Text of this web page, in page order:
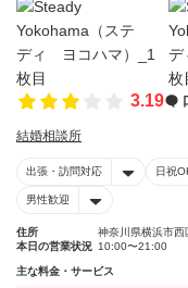
3.19
結婚相談所
出張・訪問対応 日祝
男性歓迎
住所
神奈川県横浜市西
本日の営業状況 10:00〜21:00
主な料金・サービス